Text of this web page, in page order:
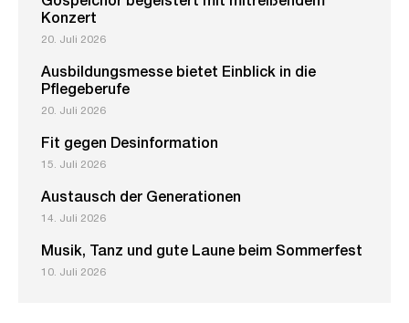
Gospelchor begeistert mit mitreißendem
Konzert
20. Juli 2026
Ausbildungsmesse bietet Einblick in die
Pflegeberufe
20. Juli 2026
Fit gegen Desinformation
15. Juli 2026
Austausch der Generationen
14. Juli 2026
Musik, Tanz und gute Laune beim Sommerfest
10. Juli 2026